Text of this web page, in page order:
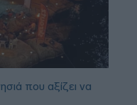
που αξίζει να